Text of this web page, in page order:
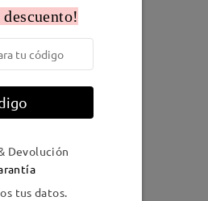
Devolución
tus datos.